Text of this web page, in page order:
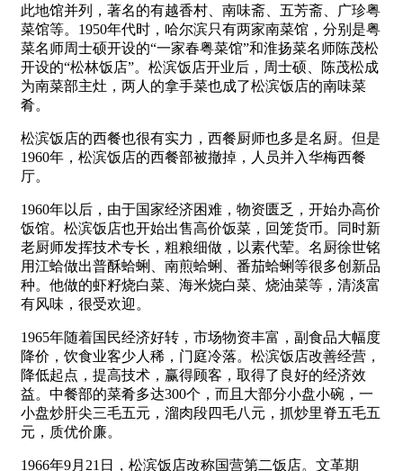
此地馆并列，著名的有越香村、南味斋、五芳斋、广珍粤
菜馆等。1950年代时，哈尔滨只有两家南菜馆，分别是粤
菜名师周士硕开设的“一家春粤菜馆”和淮扬菜名师陈茂松
开设的“松林饭店”。松滨饭店开业后，周士硕、陈茂松成
为南菜部主灶，两人的拿手菜也成了松滨饭店的南味菜
肴。
松滨饭店的西餐也很有实力，西餐厨师也多是名厨。但是
1960年，松滨饭店的西餐部被撤掉，人员并入华梅西餐
厅。
1960年以后，由于国家经济困难，物资匮乏，开始办高价
饭馆。松滨饭店也开始出售高价饭菜，回笼货币。同时新
老厨师发挥技术专长，粗粮细做，以素代荤。名厨徐世铭
用江蛤做出普酥蛤蜊、南煎蛤蜊、番茄蛤蜊等很多创新品
种。他做的虾籽烧白菜、海米烧白菜、烧油菜等，清淡富
有风味，很受欢迎。
1965年随着国民经济好转，市场物资丰富，副食品大幅度
降价，饮食业客少人稀，门庭冷落。松滨饭店改善经营，
降低起点，提高技术，赢得顾客，取得了良好的经济效
益。中餐部的菜肴多达300个，而且大部分小盘小碗，一
小盘炒肝尖三毛五元，溜肉段四毛八元，抓炒里脊五毛五
元，质优价廉。
1966年9月21日，松滨饭店改称国营第二饭店。文革期